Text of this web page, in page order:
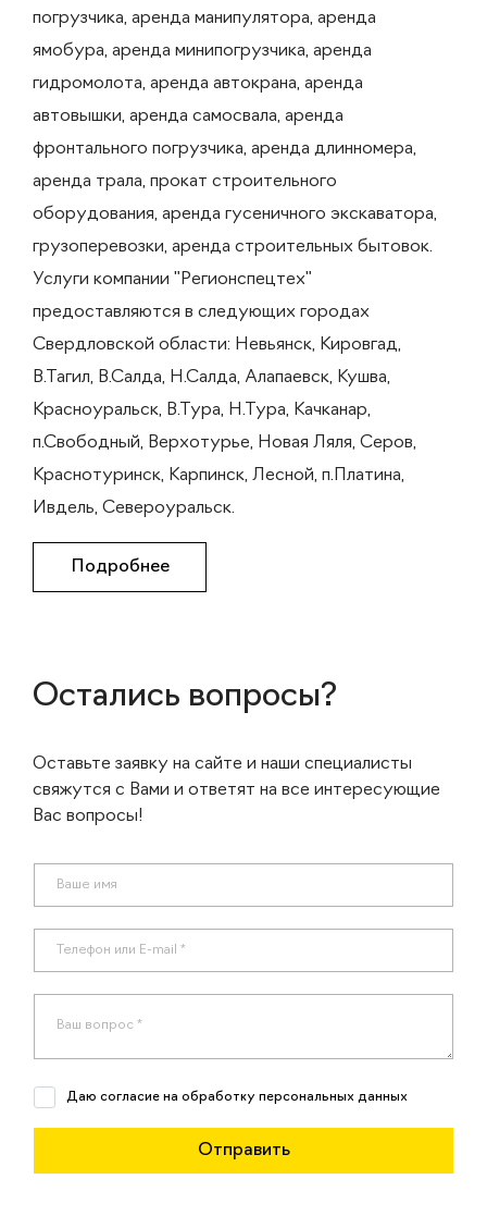
погрузчика, аренда манипулятора, аренда
ямобура, аренда минипогрузчика, аренда
гидромолота, аренда автокрана, аренда
автовышки, аренда самосвала, аренда
фронтального погрузчика, аренда длинномера,
аренда трала, прокат строительного
оборудования, аренда гусеничного экскаватора,
грузоперевозки, аренда строительных бытовок.
Услуги компании "Регионспецтех"
предоставляются в следующих городах
Свердловской области: Невьянск, Кировгад,
В.Тагил, В.Салда, Н.Салда, Алапаевск, Кушва,
Красноуральск, В.Тура, Н.Тура, Качканар,
п.Свободный, Верхотурье, Новая Ляля, Серов,
Краснотуринск, Карпинск, Лесной, п.Платина,
Ивдель, Североуральск.
Подробнее
Остались вопросы?
Оставьте заявку на сайте и наши специалисты
свяжутся с Вами и ответят на все интересующие
Вас вопросы!
Даю согласие на обработку персональных данных